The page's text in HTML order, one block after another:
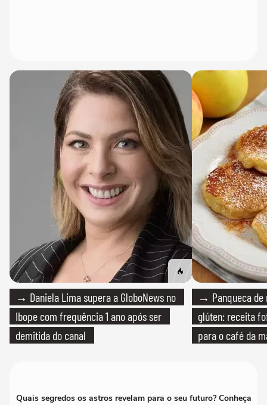
→ Daniela Lima supera a GloboNews no
Ibope com frequência 1 ano após ser
demitida do canal
→ Panqueca de
glúten: receita
para o café da
Quais segredos os astros revelam para o seu futuro? Conheça